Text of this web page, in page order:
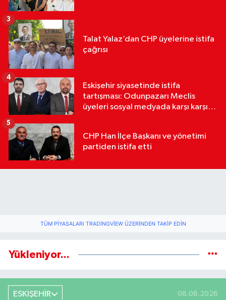
Talat Yalaz’dan CHP üyelerine istifa
çağrısı
3
Eskişehir siyasetinde istifa
tartışması: Odunpazarı Meclis
üyeleri sosyal medyada karşı karşıya
4
CHP Han İlçe Başkanı ve yönetimi
partiden istifa etti
5
TÜM PIYASALARI TRADINGVIEW ÜZERINDEN TAKIP EDIN
Yükleniyor...
ESKİŞEHİR 08.08.2026